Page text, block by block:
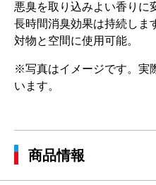
悪臭を取り込みよい香りに
長時間消臭効果は持続しま
対物と空間に使用可能。
※写真はイメージです。実
います。
商品情報